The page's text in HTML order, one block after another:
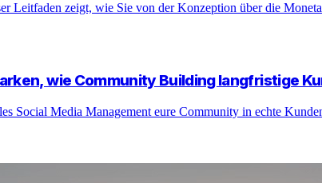
Leitfaden zeigt, wie Sie von der Konzeption über die
wie Community Building langfristige
Social Media Management eure Community in echte